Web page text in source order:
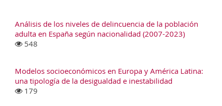
Análisis de los niveles de delincuencia de la población
adulta en España según nacionalidad (2007-2023)
548
Modelos socioeconómicos en Europa y América Latina:
una tipología de la desigualdad e inestabilidad
179